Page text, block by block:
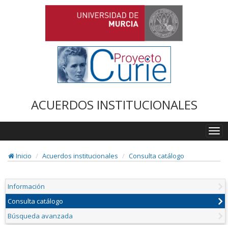
ACUERDOS INSTITUCIONALES
Inicio
Acuerdos institucionales Consulta catálogo
Información
Consulta catálogo
Búsqueda avanzada